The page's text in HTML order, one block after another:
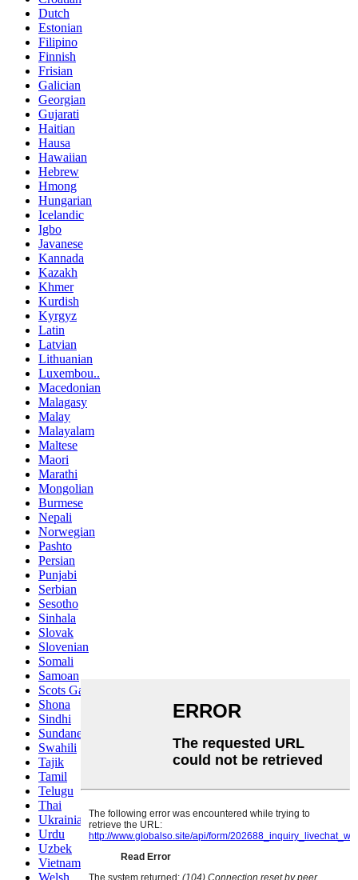
Dutch
Estonian
Filipino
Finnish
Frisian
Galician
Georgian
Gujarati
Haitian
Hausa
Hawaiian
Hebrew
Hmong
Hungarian
Icelandic
Igbo
Javanese
Kannada
Kazakh
Khmer
Kurdish
Kyrgyz
Latin
Latvian
Lithuanian
Luxembou..
Macedonian
Malagasy
Malay
Malayalam
Maltese
Maori
Marathi
Mongolian
Burmese
Nepali
Norwegian
Pashto
Persian
Punjabi
Serbian
Sesotho
Sinhala
Slovak
Slovenian
Somali
Samoan
Scots Gaelic
Shona
Sindhi
Sundanese
Swahili
Tajik
Tamil
Telugu
Thai
Ukrainian
Urdu
Uzbek
Vietnamese
Welsh